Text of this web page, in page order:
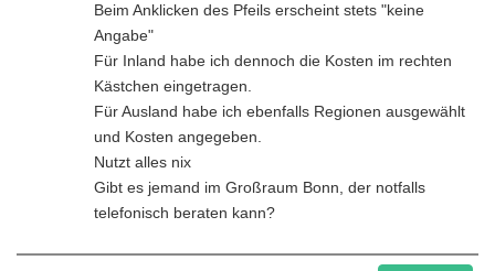
Beim Anklicken des Pfeils erscheint stets "keine
Angabe"
Für Inland habe ich dennoch die Kosten im rechten
Kästchen eingetragen.
Für Ausland habe ich ebenfalls Regionen ausgewählt
und Kosten angegeben.
Nutzt alles nix
Gibt es jemand im Großraum Bonn, der notfalls
telefonisch beraten kann?